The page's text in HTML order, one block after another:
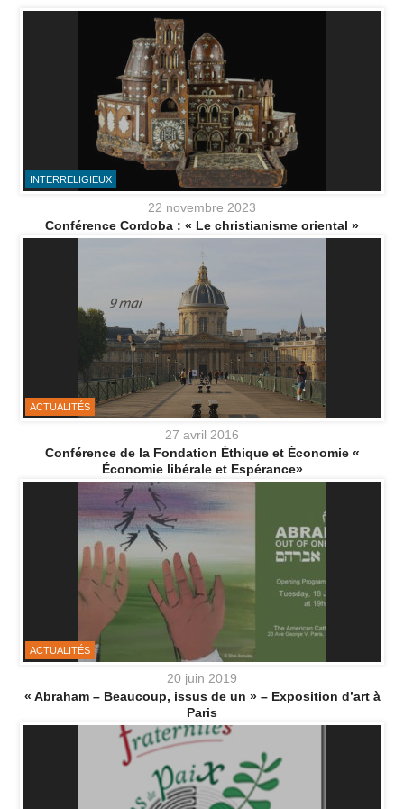
INTERRELIGIEUX
22 novembre 2023
Conférence Cordoba : « Le christianisme oriental »
ACTUALITÉS
27 avril 2016
Conférence de la Fondation Éthique et Économie «
Économie libérale et Espérance»
ACTUALITÉS
20 juin 2019
« Abraham – Beaucoup, issus de un » – Exposition d’art à
Paris